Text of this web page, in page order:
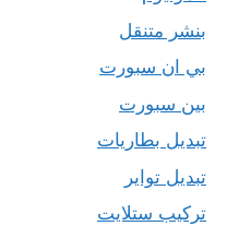
بنشر متنقل
بي ان سبورت
بين سبورت
تبديل بطاريات
تبديل تواير
تركيب ستلايت